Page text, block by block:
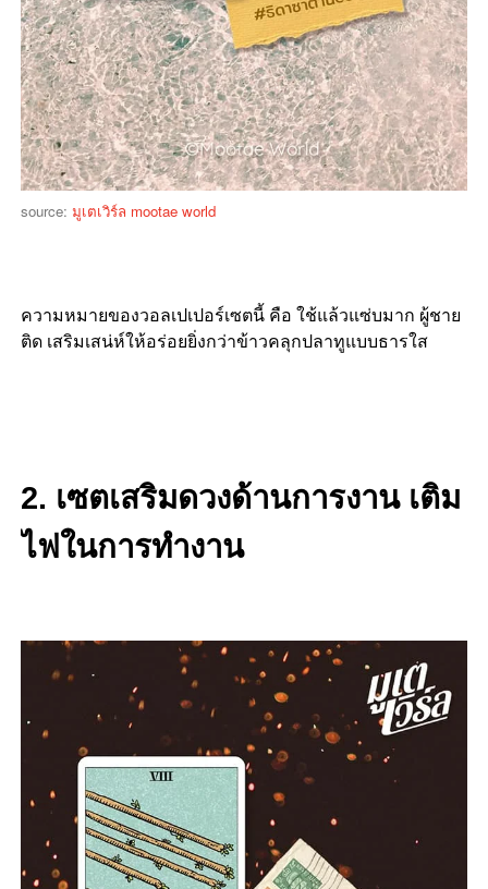
source: มูเตเวิร์ล mootae world
ความหมายของวอลเปเปอร์เซตนี้ คือ ใช้แล้วแซ่บมาก ผู้ชาย
ติด เสริมเสน่ห์ให้อร่อยยิ่งกว่าข้าวคลุกปลาทูแบบธารใส
2. เซตเสริมดวงด้านการงาน เติม
ไฟในการทำงาน